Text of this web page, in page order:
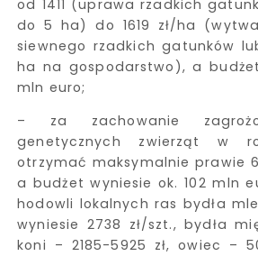
od 1411 (uprawa rzadkich
do 5 ha) do 1619 zł/ha
siewnego rzadkich gatunków
ha na gospodarstwo), a
mln euro;
– za zachowanie
genetycznych zwierząt w
otrzymać maksymalnie prawie
a budżet wyniesie ok. 102 mln
hodowli lokalnych ras bydła
wyniesie 2738 zł/szt., bydła
koni – 2185-5925 zł, owiec –